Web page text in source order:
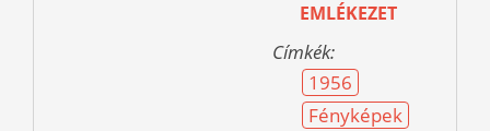
EMLÉKEZET
Címkék:
1956
Fényképek